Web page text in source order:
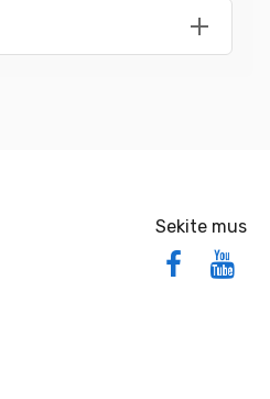
Sekite mus